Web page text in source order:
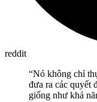
reddit
“Nó không chỉ
đưa ra các quyết
giống như khả